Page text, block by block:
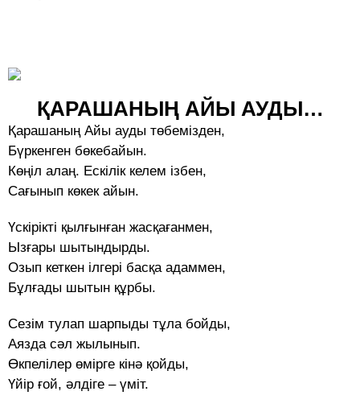
ҚАРАШАНЫҢ АЙЫ АУДЫ…
Қарашаның Айы ауды төбемізден,
Бүркенген бөкебайын.
Көңіл алаң. Ескілік келем ізбен,
Сағынып көкек айын.
Үскірікті қылғынған жасқағанмен,
Ызғары шытындырды.
Озып кеткен ілгері басқа адаммен,
Бұлғады шытын құрбы.
Сезім тулап шарпыды тұла бойды,
Аязда сәл жылынып.
Өкпелілер өмірге кінә қойды,
Үйір ғой, әлдіге – үміт.